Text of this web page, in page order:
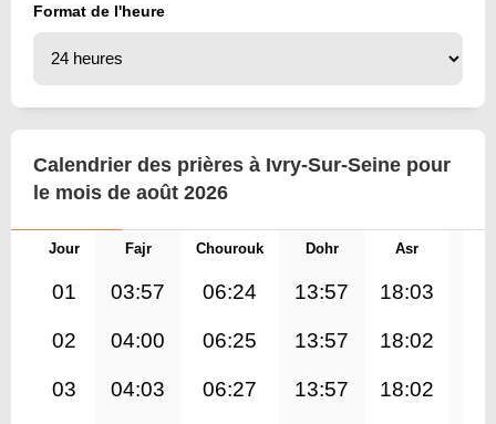
Format de l'heure
Calendrier des prières à Ivry-Sur-Seine pour
le mois de août 2026
Jour Fajr Chourouk Dohr Asr
01 03:57 06:24 13:57 18:03
02 04:00 06:25 13:57 18:02
03 04:03 06:27 13:57 18:02